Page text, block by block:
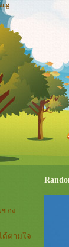
ของ
ด้ตามใจ